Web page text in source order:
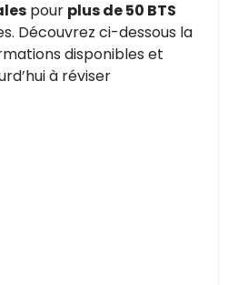
pour plus de 50 BTS
Découvrez ci-dessous la
disponibles et
à réviser